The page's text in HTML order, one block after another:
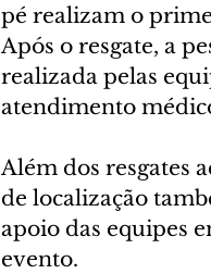
pé realizam o
Após o resgate, a
realizada pelas
atendimento
Além dos resgates
de localização
apoio das equipes
evento.